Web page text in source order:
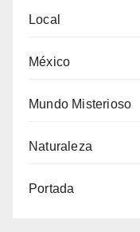
Local
México
Mundo Misterioso
Naturaleza
Portada